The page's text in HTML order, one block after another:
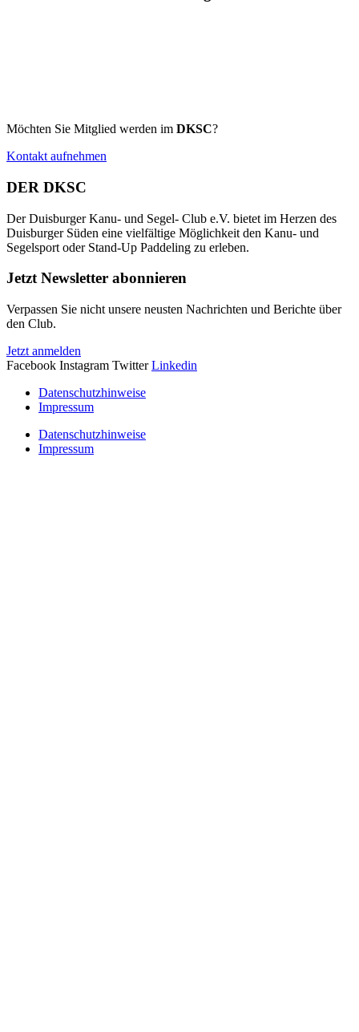
Möchten Sie Mitglied werden im DKSC?
Kontakt aufnehmen
DER DKSC
Der Duisburger Kanu- und Segel- Club e.V. bietet im Herzen des
Duisburger Süden eine vielfältige Möglichkeit den Kanu- und
Segelsport oder Stand-Up Paddeling zu erleben.
Jetzt Newsletter abonnieren
Verpassen Sie nicht unsere neusten Nachrichten und Berichte über
den Club.
Jetzt anmelden
Facebook Instagram Twitter Linkedin
Datenschutzhinweise
Impressum
Datenschutzhinweise
Impressum